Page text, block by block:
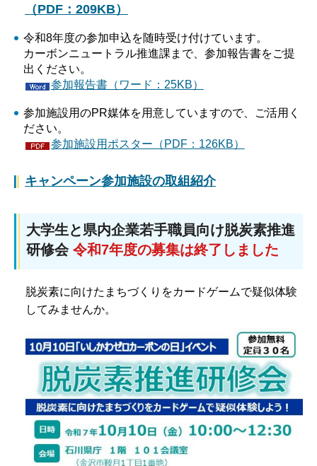
（PDF：209KB）
令和8年度の参加申込を随時受け付けています。
カーボンニュートラル推進課まで、参加報告書をご提
出ください。
参加報告書（ワード：25KB）
参加施設用のPR媒体を用意していますので、ご活用く
ださい。
参加施設用ポスター（PDF：126KB）
キャンペーン参加施設の取組紹介
大学生と県内企業若手職員向け脱炭素推進
研修会 令和7年度の募集は終了しました
脱炭素に向けたまちづくりをカードゲームで疑似体験
してみませんか。